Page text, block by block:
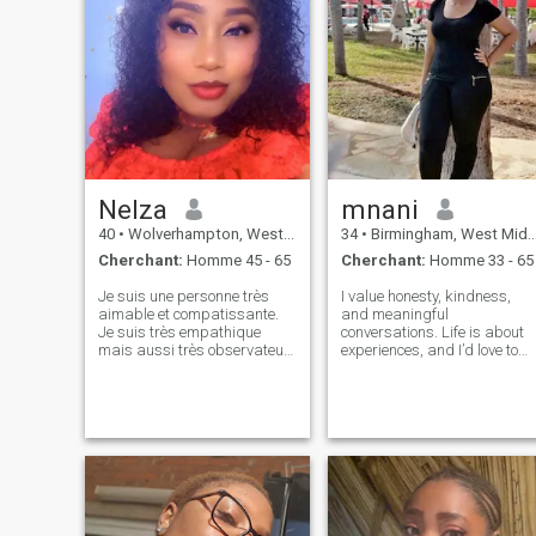
Nelza
40 • Wolverhampton, West Midlands, Royaume Uni
Cherchant: Homme 45 - 65
Je suis une personne très
aimable et compatissante.
Je suis très empathique
mais aussi très observateur.
romantique et j'adore les
câlins. Je suis un amoureux
des enfants. J'aime voyager
et voir des films aussi.
J'aime bien m'amuser (Ne
me demandez pas mon
mnani
34 • Birmingham, West Midlands, Royaume Uni
Cherchant: Homme 33 - 65
I value honesty, kindness,
and meaningful
conversations. Life is about
experiences, and I’d love to
exploring new places, having
deep talks ov